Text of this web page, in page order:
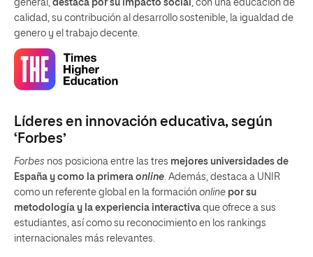
general, destaca por su impacto social , con una educación de
calidad, su contribución al desarrollo sostenible, la igualdad de
genero y el trabajo decente.
Líderes en innovación educativa, según
‘Forbes’
Forbes nos posiciona entre las tres mejores universidades de
España y como la primera online. Además, destaca a UNIR
como un referente global en la formación online por su
metodología y la experiencia interactiva que ofrece a sus
estudiantes, así como su reconocimiento en los rankings
internacionales más relevantes.